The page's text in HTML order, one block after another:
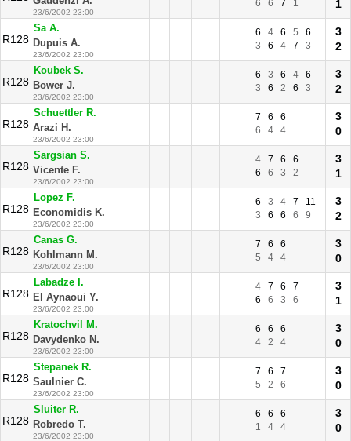
23/6/2002 23:00
6
6 7 1
1
R128
Sa A.
Dupuis A.
23/6/2002 23:00
6 4 6 5
6
3
6 4 7 3
3
2
R128
Koubek S.
Bower J.
23/6/2002 23:00
6 3 6 4
6
3
6 2 6 3
3
2
R128
Schuettler R.
Arazi H.
23/6/2002 23:00
7 6
6
6
4 4
3
0
R128
Sargsian S.
Vicente F.
23/6/2002 23:00
4 7 6
6
6
6 3 2
3
1
R128
Lopez F.
Economidis K.
23/6/2002 23:00
6 3 4 7
11
3
6 6 6 9
3
2
R128
Canas G.
Kohlmann M.
23/6/2002 23:00
7 6
6
5
4 4
3
0
R128
Labadze I.
El Aynaoui Y.
23/6/2002 23:00
4 7 6
7
6
6 3 6
3
1
R128
Kratochvil M.
Davydenko N.
23/6/2002 23:00
6 6
6
4
2 4
3
0
R128
Stepanek R.
Saulnier C.
23/6/2002 23:00
7 6
7
5
2 6
3
0
R128
Sluiter R.
Robredo T.
23/6/2002 23:00
6 6
6
1
4 4
3
0